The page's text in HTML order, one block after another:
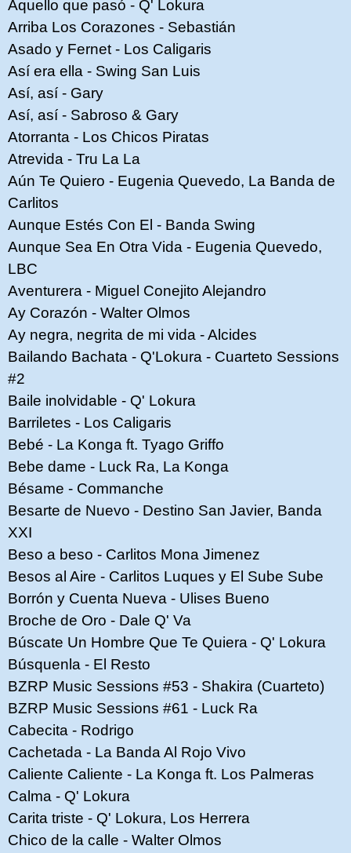
Aquello que pasó - Q' Lokura
Arriba Los Corazones - Sebastián
Asado y Fernet - Los Caligaris
Así era ella - Swing San Luis
Así, así - Gary
Así, así - Sabroso & Gary
Atorranta - Los Chicos Piratas
Atrevida - Tru La La
Aún Te Quiero - Eugenia Quevedo, La Banda de
Carlitos
Aunque Estés Con El - Banda Swing
Aunque Sea En Otra Vida - Eugenia Quevedo,
LBC
Aventurera - Miguel Conejito Alejandro
Ay Corazón - Walter Olmos
Ay negra, negrita de mi vida - Alcides
Bailando Bachata - Q'Lokura - Cuarteto Sessions
#2
Baile inolvidable - Q' Lokura
Barriletes - Los Caligaris
Bebé - La Konga ft. Tyago Griffo
Bebe dame - Luck Ra, La Konga
Bésame - Commanche
Besarte de Nuevo - Destino San Javier, Banda
XXI
Beso a beso - Carlitos Mona Jimenez
Besos al Aire - Carlitos Luques y El Sube Sube
Borrón y Cuenta Nueva - Ulises Bueno
Broche de Oro - Dale Q' Va
Búscate Un Hombre Que Te Quiera - Q' Lokura
Búsquenla - El Resto
BZRP Music Sessions #53 - Shakira (Cuarteto)
BZRP Music Sessions #61 - Luck Ra
Cabecita - Rodrigo
Cachetada - La Banda Al Rojo Vivo
Caliente Caliente - La Konga ft. Los Palmeras
Calma - Q' Lokura
Carita triste - Q' Lokura, Los Herrera
Chico de la calle - Walter Olmos